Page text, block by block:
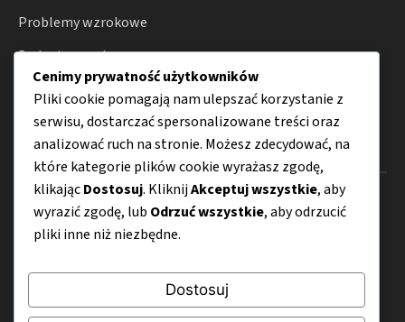
Problemy wzrokowe
Badania wzroku
Porady
Menu
Kontakt
Mapa strony
Polityka prywatności
Cenimy prywatność użytkowników
Pliki cookie pomagają nam ulepszać korzystanie z
serwisu, dostarczać spersonalizowane treści oraz
analizować ruch na stronie. Możesz zdecydować, na
które kategorie plików cookie wyrażasz zgodę,
klikającDostosuj. KliknijAkceptuj wszystkie, aby
wyrazić zgodę, lub Odrzuć wszystkie, aby odrzucić
pliki inne niż niezbędne.
Dostosuj